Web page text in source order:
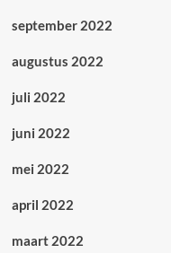
september 2022
augustus 2022
juli 2022
juni 2022
mei 2022
april 2022
maart 2022